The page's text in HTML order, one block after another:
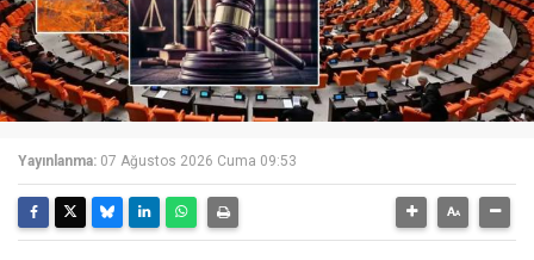
Yayınlanma: 07 Ağustos 2026 Cuma 09:53